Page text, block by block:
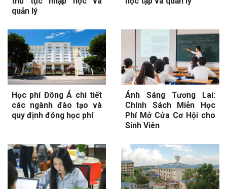
quản lý
Học phí Đông Á chi tiết
các ngành đào tạo và
quy định đóng học phí
Ánh Sáng Tương Lai:
Chính Sách Miễn Học
Phí Mở Cửa Cơ Hội cho
Sinh Viên